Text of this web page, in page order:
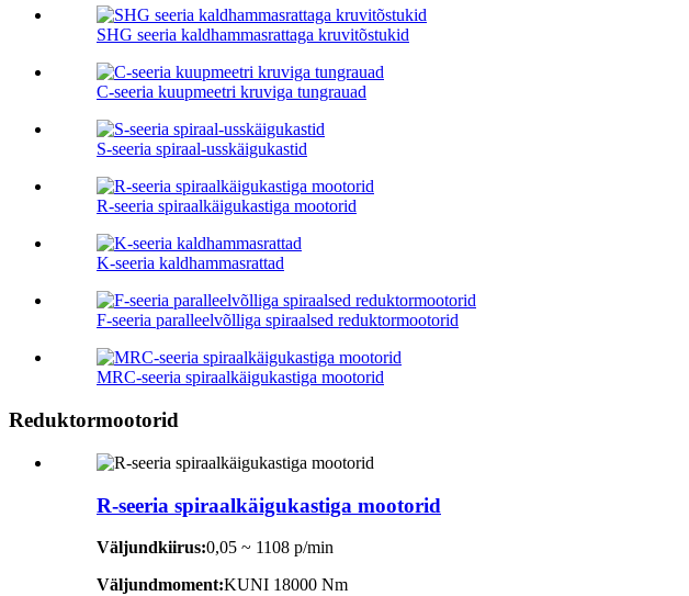
SHG seeria kaldhammasrattaga kruvitõstukid
C-seeria kuupmeetri kruviga tungrauad
S-seeria spiraal-usskäigukastid
R-seeria spiraalkäigukastiga mootorid
K-seeria kaldhammasrattad
F-seeria paralleelvõlliga spiraalsed reduktormootorid
MRC-seeria spiraalkäigukastiga mootorid
Reduktormootorid
R-seeria spiraalkäigukastiga mootorid
Väljundkiirus:0,05 ~ 1108 p/min
Väljundmoment:KUNI 18000 Nm